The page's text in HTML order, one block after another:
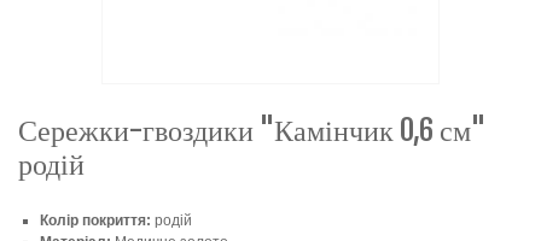
Сережки-гвоздики "Камінчик 0,6 см"
родій
Колір покриття: родій